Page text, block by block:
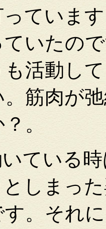
ていま
いたの
も活動し
筋肉が
。
ている時
としまっ
す。それ